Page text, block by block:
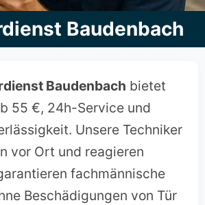
Baudenbach
Baudenbach bietet
55 €, 24h-Service und
Unsere Techniker
vor Ort und reagieren
fachmännische
Beschädigungen von Tür